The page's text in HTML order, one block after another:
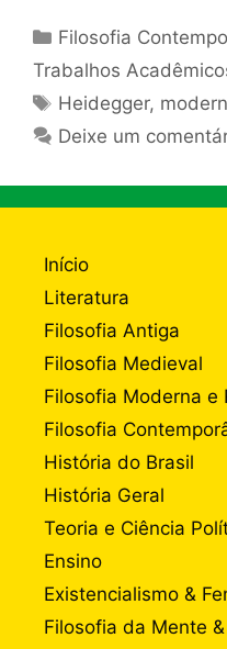
Categorias
Filosofia
Trabalhos
Tags
Heidegger,
Deixe um
Início
Literatura
Filosofia Antiga
Filosofia Medieval
Filosofia Moderna e
Filosofia
História do Brasil
História Geral
Teoria e Ciência
Ensino
Existencialismo &
Filosofia da Mente